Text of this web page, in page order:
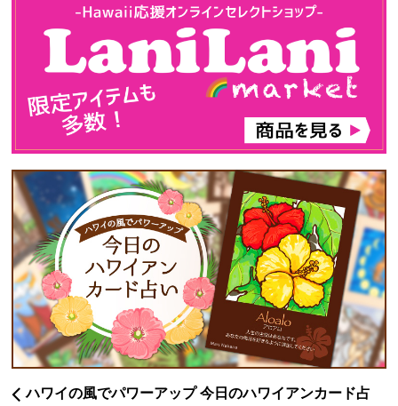
ハワイの風でパワーアップ 今日のハワイアンカード占